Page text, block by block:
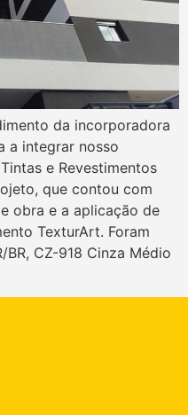
da incorporadora
a integrar nosso
e Revestimentos
que contou com
obra e a aplicação de
TexturArt. Foram
CZ-918 Cinza Médio